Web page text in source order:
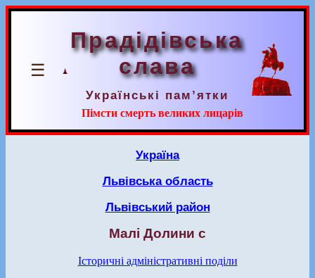
☰
Прадідівська
слава
Українські пам’ятки
Пімсти смерть великих лицарів
Україна
Львівська область
Львівський район
Малі Долини с
Історичні адміністративні поділи